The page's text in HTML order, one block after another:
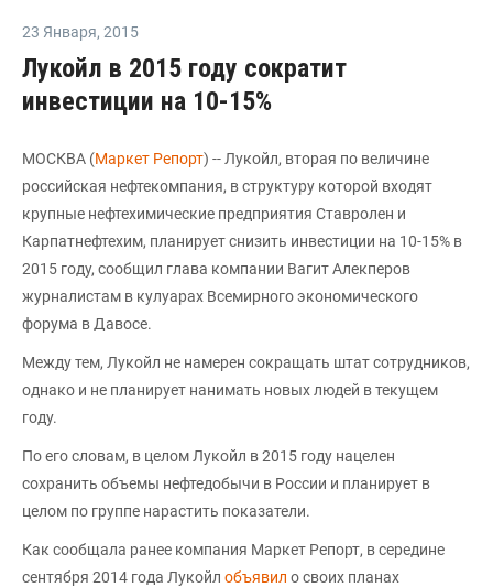
23 Января, 2015
Лукойл в 2015 году сократит
инвестиции на 10-15%
МОСКВА (Маркет Репорт) -- Лукойл, вторая по величине
российская нефтекомпания, в структуру которой входят
крупные нефтехимические предприятия Ставролен и
Карпатнефтехим, планирует снизить инвестиции на 10-15% в
2015 году, сообщил глава компании Вагит Алекперов
журналистам в кулуарах Всемирного экономического
форума в Давосе.
Между тем, Лукойл не намерен сокращать штат сотрудников,
однако и не планирует нанимать новых людей в текущем
году.
По его словам, в целом Лукойл в 2015 году нацелен
сохранить объемы нефтедобычи в России и планирует в
целом по группе нарастить показатели.
Как сообщала ранее компания Маркет Репорт, в середине
сентября 2014 года Лукойл объявил о своих планах